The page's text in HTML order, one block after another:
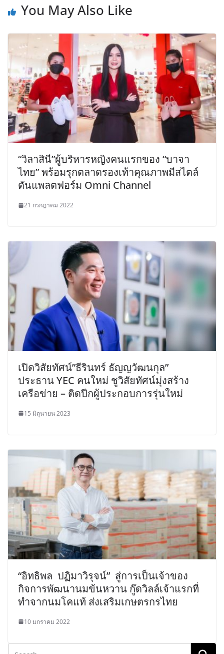
You May Also Like
“วิลาสินี”ผู้บริหารหญิงคนแรกของ “บาจา
ไทย” พร้อมรุกตลาดรองเท้าคุณภาพมีสไตล์
ดันแพลตฟอร์ม Omni Channel
21 กรกฎาคม 2022
เปิดวิสัยทัศน์”​ธีรินทร์ ธัญญวัฒนกุล”
ประธาน YEC คนใหม่ ชูวิสัยทัศน์มุ่งสร้าง
เครือข่าย – ติดปีกผู้ประกอบการรุ่นใหม่
15 มิถุนายน 2023
“อิทธิพล ปฏิมาวิรุจน์” สู่การเป็นเจ้าของ
กิจการพัฒนานมข้นหวาน กู๊ดวิลล์​เจ้าแรกที่
ทำจากนมโคแท้ ส่งเสริมเกษตรกรไทย
10 มกราคม 2022